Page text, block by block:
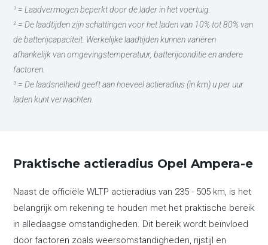
¹ = Laadvermogen beperkt door de lader in het voertuig.
² = De laadtijden zijn schattingen voor het laden van 10% tot 80% van
de batterijcapaciteit. Werkelijke laadtijden kunnen variëren
afhankelijk van omgevingstemperatuur, batterijconditie en andere
factoren.
³ = De laadsnelheid geeft aan hoeveel actieradius (in km) u per uur
laden kunt verwachten.
Praktische actieradius Opel Ampera-e
Naast de officiële WLTP actieradius van 235 - 505 km, is het
belangrijk om rekening te houden met het praktische bereik
in alledaagse omstandigheden. Dit bereik wordt beïnvloed
door factoren zoals weersomstandigheden, rijstijl en